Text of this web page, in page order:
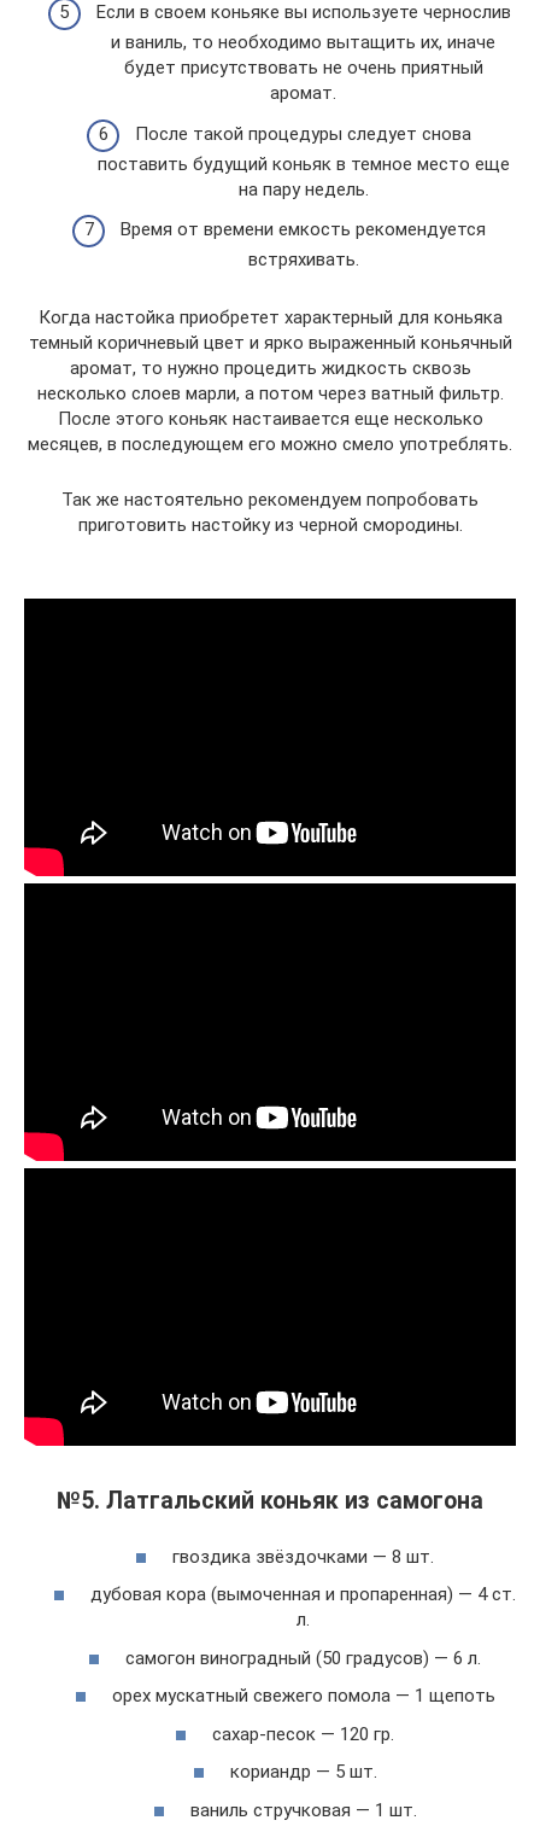
Если в своем коньяке вы используете чернослив
и ваниль, то необходимо вытащить их, иначе
будет присутствовать не очень приятный
аромат.
После такой процедуры следует снова
поставить будущий коньяк в темное место еще
на пару недель.
Время от времени емкость рекомендуется
встряхивать.
Когда настойка приобретет характерный для коньяка
темный коричневый цвет и ярко выраженный коньячный
аромат, то нужно процедить жидкость сквозь
несколько слоев марли, а потом через ватный фильтр.
После этого коньяк настаивается еще несколько
месяцев, в последующем его можно смело употреблять.
Так же настоятельно рекомендуем попробовать
приготовить настойку из черной смородины.
№5. Латгальский коньяк из самогона
гвоздика звёздочками — 8 шт.
дубовая кора (вымоченная и пропаренная) — 4 ст.
л.
самогон виноградный (50 градусов) — 6 л.
орех мускатный свежего помола — 1 щепоть
сахар-песок — 120 гр.
кориандр — 5 шт.
ваниль стручковая — 1 шт.